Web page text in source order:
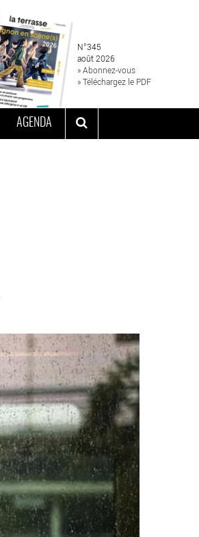
N°345
août 2026
» Abonnez-vous
» Téléchargez le PDF
AGENDA